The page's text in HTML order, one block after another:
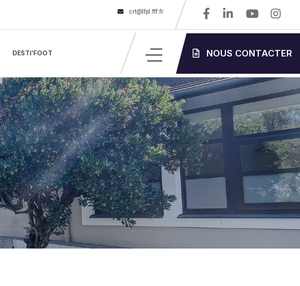
crt@lfpl.fff.fr
DESTI’FOOT NOUS CONTACTER